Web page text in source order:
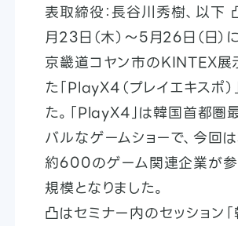
表取締役：長谷川秀樹、以下
月23日（木）〜5月26日（日）
京畿道コヤン市のKINTEX展
た「PlayX4（プレイエキスポ
た。「PlayX4」は韓国首都圏
バルなゲームショーで、今回
約600のゲーム関連企業が参
規模となりました。
凸はセミナー内のセッション